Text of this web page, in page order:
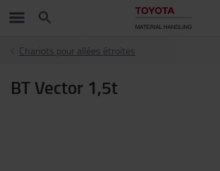
Chariots pour allées étroites
BT Vector 1,5t